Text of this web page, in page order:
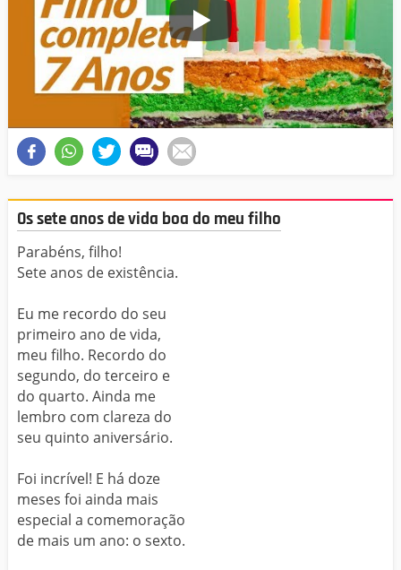
Os sete anos de vida boa do meu filho
Parabéns, filho!
Sete anos de existência.
Eu me recordo do seu
primeiro ano de vida,
meu filho. Recordo do
segundo, do terceiro e
do quarto. Ainda me
lembro com clareza do
seu quinto aniversário.
Foi incrível! E há doze
meses foi ainda mais
especial a comemoração
de mais um ano: o sexto.